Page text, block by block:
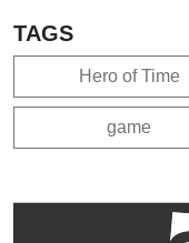
TAGS
Hero of Time
game